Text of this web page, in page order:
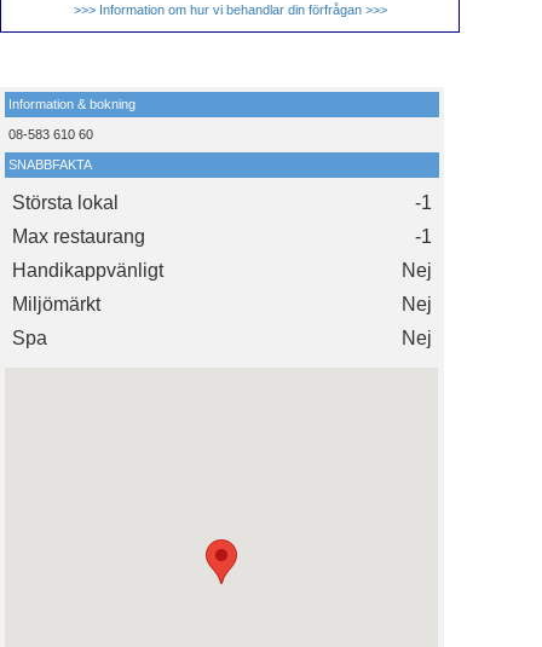
>>> Information om hur vi behandlar din förfrågan >>>
Information & bokning
08-583 610 60
SNABBFAKTA
Största lokal
-1
Max restaurang
-1
Handikappvänligt
Nej
Miljömärkt
Nej
Spa
Nej